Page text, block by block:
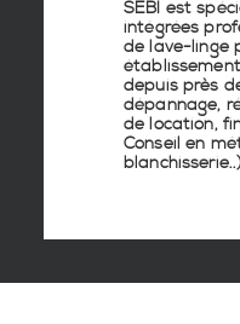
SEBI est
intégrées
de lave-linge
depuis près
dépannage,
de location,
Conseil en
blanchisserie